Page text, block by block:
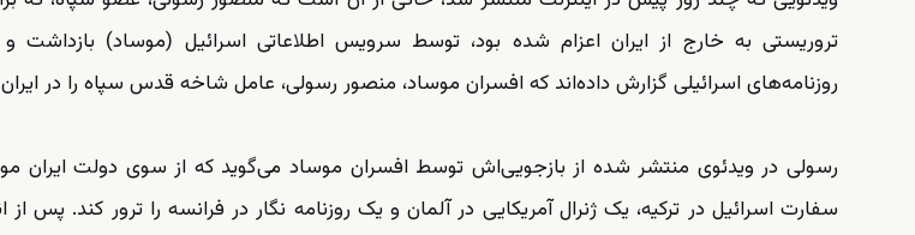
تروریستی به خارج از ایران اعزام شده بود، توسط سرویس اطلاعاتی اسرائیل (موساد) بازداشت
روزنامه‌های اسرائیلی گزارش داده‌اند که افسران موساد، منصور رسولی، عامل شاخه قدس سپاه را در
رسولی در ویدئوی منتشر شده از بازجویی‌اش توسط افسران موساد می‌گوید که از سوی دولت ایران
سفارت اسرائیل در ترکیه، یک ژنرال آمریکایی در آلمان و یک روزنامه نگار در فرانسه را ترور کند. پس از